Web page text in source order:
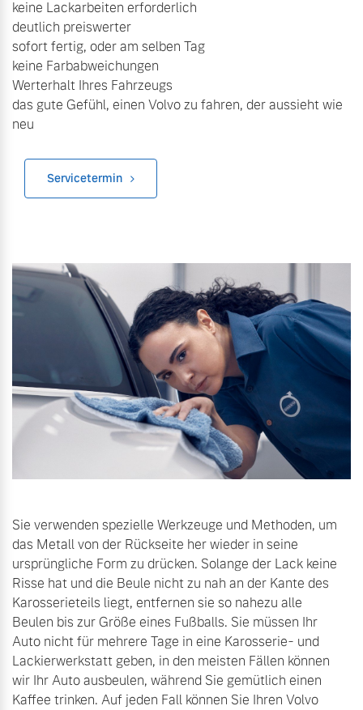
Versicherung
keine Lackarbeiten erforderlich
deutlich preiswerter
sofort fertig, oder am selben Tag
keine Farbabweichungen
Werterhalt Ihres Fahrzeugs
das gute Gefühl, einen Volvo zu fahren, der aussieht wie
neu
Servicetermin
Sie verwenden spezielle Werkzeuge und Methoden, um
das Metall von der Rückseite her wieder in seine
ursprüngliche Form zu drücken. Solange der Lack keine
Risse hat und die Beule nicht zu nah an der Kante des
Karosserieteils liegt, entfernen sie so nahezu alle
Beulen bis zur Größe eines Fußballs. Sie müssen Ihr
Auto nicht für mehrere Tage in eine Karosserie- und
Lackierwerkstatt geben, in den meisten Fällen können
wir Ihr Auto ausbeulen, während Sie gemütlich einen
Kaffee trinken. Auf jeden Fall können Sie Ihren Volvo